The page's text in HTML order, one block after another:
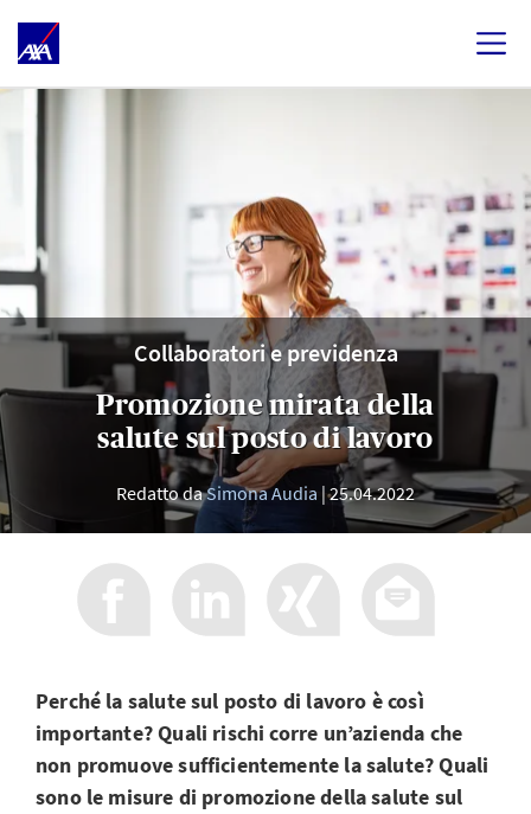
Collaboratori e previdenza
Promozione mirata della
salute sul posto di lavoro
Redatto daSimona Audia 25.04.2022
Perché la salute sul posto di lavoro è così
importante? Quali rischi corre un’azienda che
non promuove sufficientemente la salute? Quali
sono le misure di promozione della salute sul